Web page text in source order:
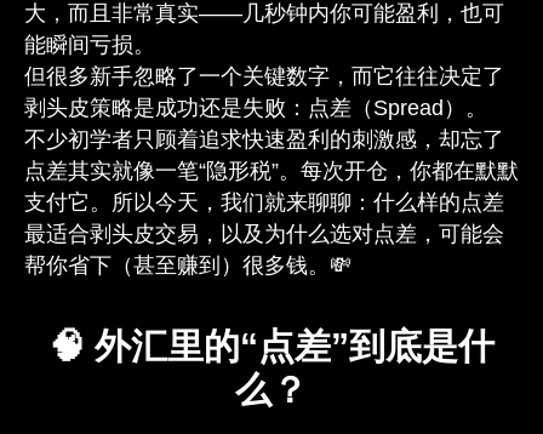
大，而且非常真实——几秒钟内你可能盈利，也可
能瞬间亏损。
但很多新手忽略了一个关键数字，而它往往决定了
剥头皮策略是成功还是失败：点差（Spread）。
不少初学者只顾着追求快速盈利的刺激感，却忘了
点差其实就像一笔“隐形税”。每次开仓，你都在默默
支付它。所以今天，我们就来聊聊：什么样的点差
最适合剥头皮交易，以及为什么选对点差，可能会
帮你省下（甚至赚到）很多钱。💸
🧠 外汇里的“点差”到底是什
么？